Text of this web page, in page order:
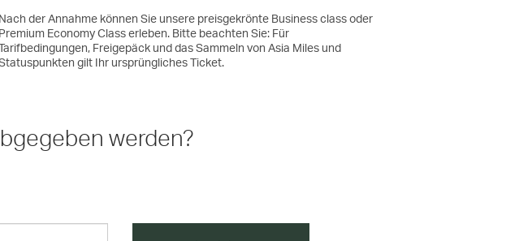
Nach der Annahme können Sie unsere preisgekrönte Business class oder
Premium Economy Class erleben. Bitte beachten Sie: Für
Freigepäck und das Sammeln von Asia Miles und
gilt Ihr ursprüngliches Ticket.
werden?